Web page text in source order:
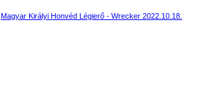
Magyar Királyi Honvéd Légierő - Wrecker 2022.10.18.